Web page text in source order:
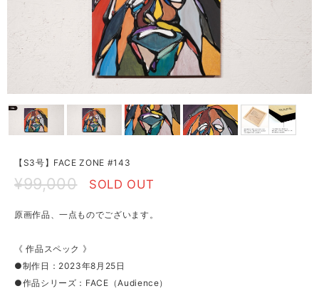
【S3号】FACE ZONE #143
¥99,000 SOLD OUT
原画作品、一点ものでございます。
《 作品スペック 》
●制作日：2023年8月25日
●作品シリーズ：FACE（Audience）